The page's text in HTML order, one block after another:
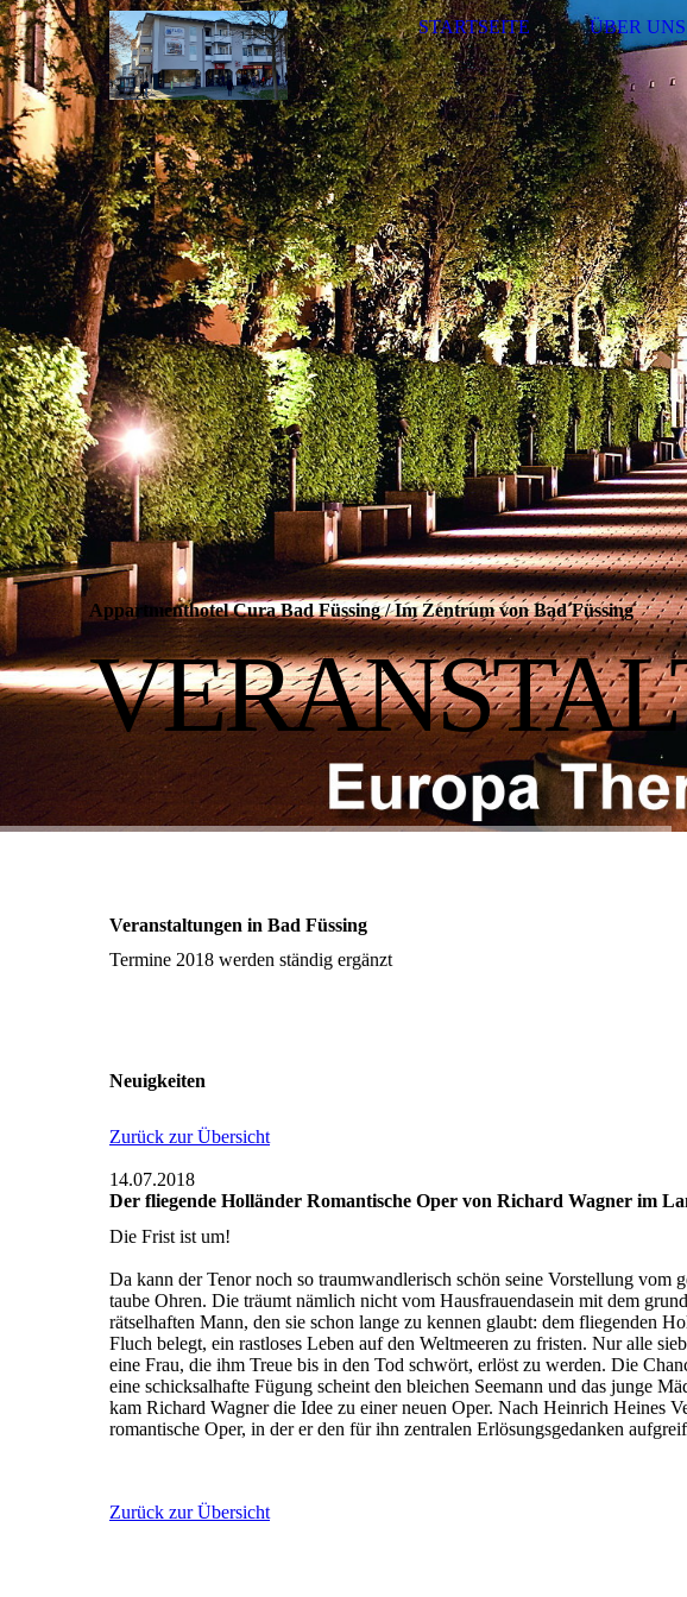
STARTSEITE ÜBER UNS
Appartmenthotel Cura Bad Füssing/Im Zentrum von Bad Füssing
Veranstaltungen in Bad Füssing
Termine 2018 werden ständig ergänzt
Neuigkeiten
Zurück zur Übersicht
14.07.2018
Der fliegende Holländer Romantische Oper von Richard Wagner im
Die Frist ist um!
Da kann der Tenor noch so traumwandlerisch schön seine Vorstellung vom
taube Ohren. Die träumt nämlich nicht vom Hausfrauendasein mit dem
rätselhaften Mann, den sie schon lange zu kennen glaubt: dem fliegenden
Fluch belegt, ein rastloses Leben auf den Weltmeeren zu fristen. Nur alle
eine Frau, die ihm Treue bis in den Tod schwört, erlöst zu werden. Die
eine schicksalhafte Fügung scheint den bleichen Seemann und das junge
kam Richard Wagner die Idee zu einer neuen Oper. Nach Heinrich Heines
romantische Oper, in der er den für ihn zentralen Erlösungsgedanken
Zurück zur Übersicht